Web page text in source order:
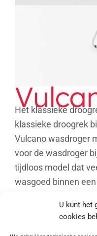
U kunt het
cookies
Het klassieke
klassieke droogrek
Vulcano wasdroger
voor de wasdroger
tijdloos model dat
wasgoed binnen